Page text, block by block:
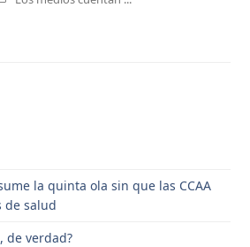
la quinta ola sin que las CCAA
de salud
de verdad?